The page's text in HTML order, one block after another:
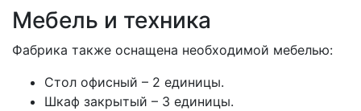
Мебель и техника
Фабрика также оснащена необходимой мебелью:
Стол офисный – 2 единицы.
Шкаф закрытый – 3 единицы.